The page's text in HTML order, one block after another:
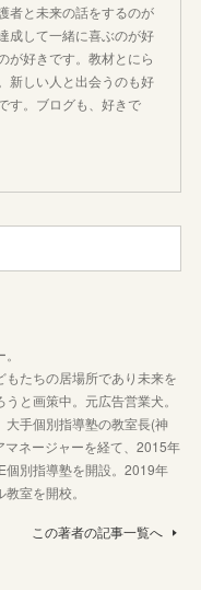
者と未来の話をするのが
成して一緒に喜ぶのが好
が好きです。教材とにら
新しい人と出会うのも好
す。ブログも、好きで
たちの居場所であり未来を
と画策中。元広告営業犬。
大手個別指導塾の教室長(神
ネージャーを経て、2015年
個別指導塾を開設。2019年
室を開校。
この著者の記事一覧へ